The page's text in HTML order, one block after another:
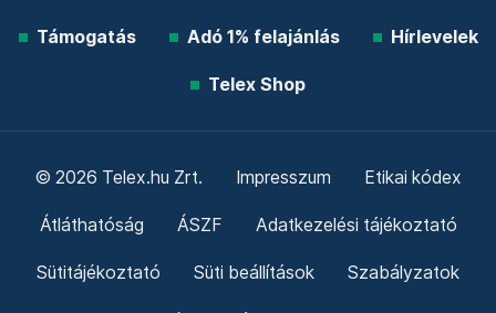
Támogatás Adó 1% felajánlás Hírlevelek
Telex Shop
© 2026 Telex.hu Zrt. Impresszum Etikai kódex
Átláthatóság ÁSZF Adatkezelési tájékoztató
Sütitájékoztató Süti beállítások Szabályzatok